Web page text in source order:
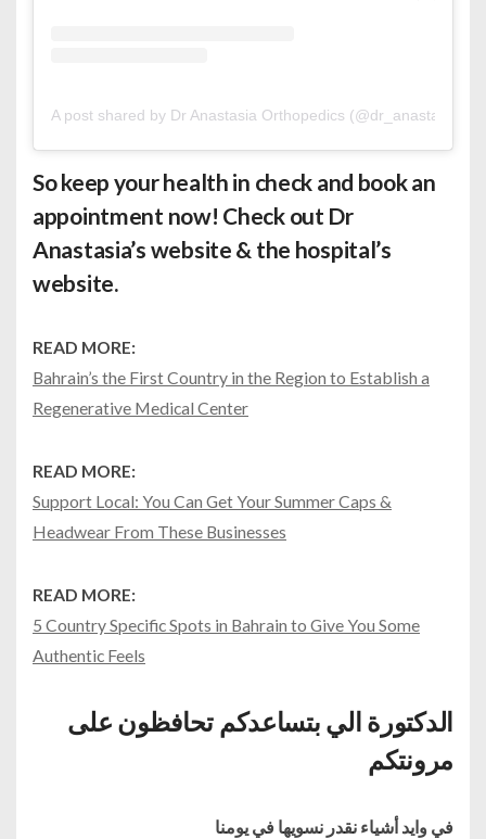
A post shared by Dr Anastasia Orthopedics
So keep your health in check and book an
appointment now! Check out Dr
Anastasia’s website & the hospital’s
website.
READ MORE:
Bahrain’s the First Country in the Region to Establish a
Regenerative Medical Center
READ MORE:
Support Local: You Can Get Your Summer Caps &
Headwear From These Businesses
READ MORE:
5 Country Specific Spots in Bahrain to Give You Some
Authentic Feels
الدكتورة الي بتساعدكم تحافظون على
مرونتكم
في وايد أشياء نقدر نسويها في يومنا